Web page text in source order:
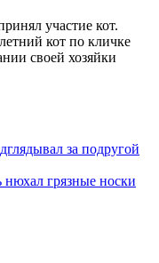
участие кот.
кот по кличке
своей хозяйки
за подругой
грязные носки